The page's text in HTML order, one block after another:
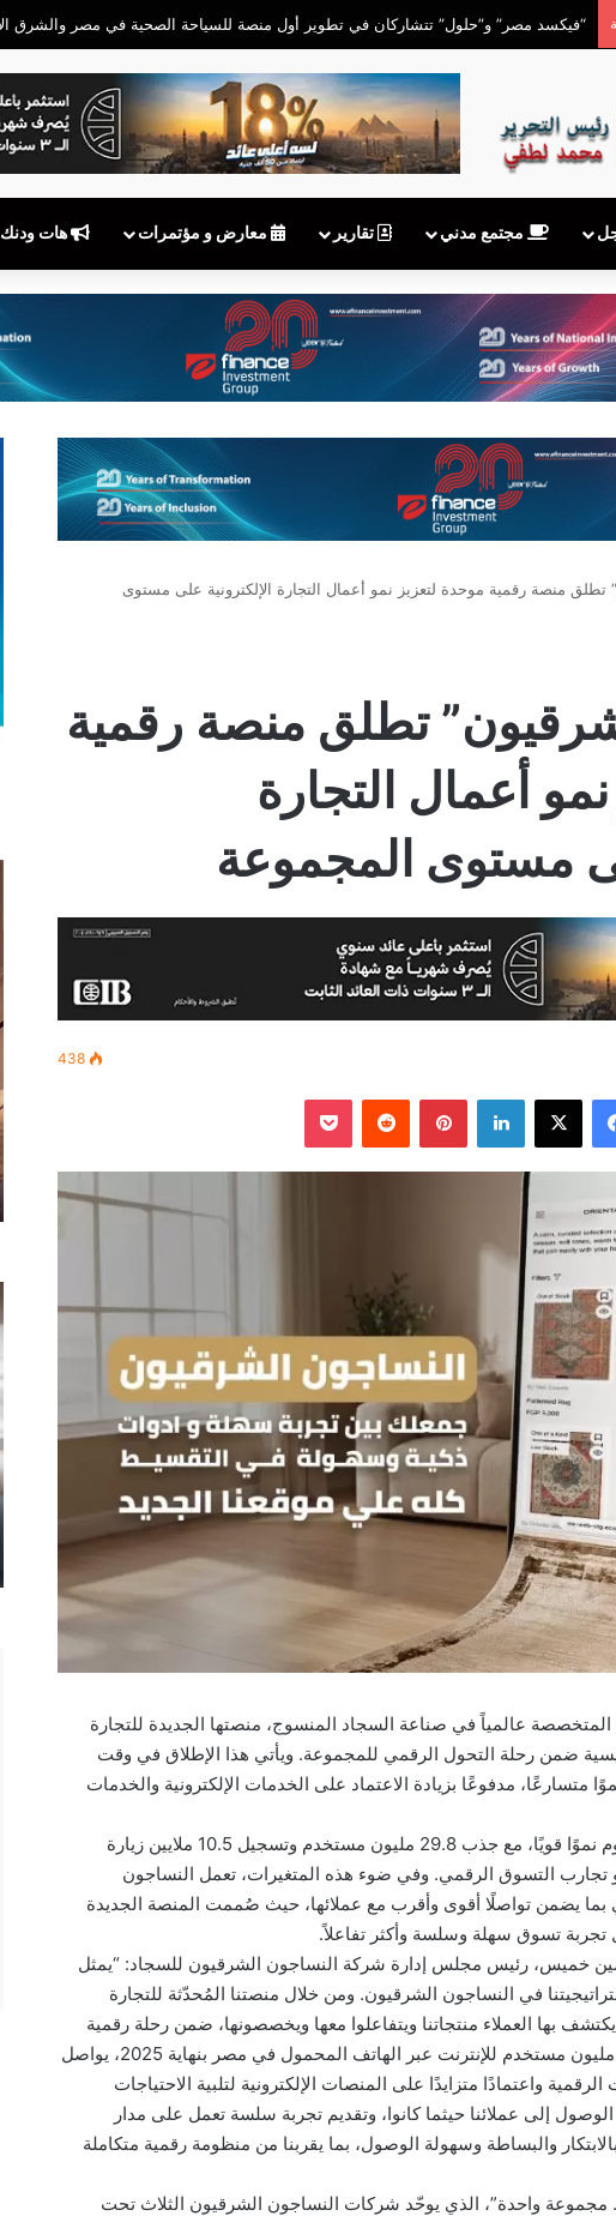
أوبو مصر تستعد لإطلاق سلسلة OPPO Reno16 في السوق المحلية الأحد المقبل
مجتمع مدني تقارير معارض و مؤتمرات هات ودنك
تطلق منصة رقمية موحدة لتعزيز نمو أعمال التجارة الإلكترونية على مستوى
تطلق منصة رقمية
أعمال التجارة
مستوى المجموعة
438
فيسبوك ‫X لينكدإن بينتيريست
‏Reddit
‫Pocket
عالمياً في صناعة السجاد المنسوج، منصتها الجديدة للتجارة
ضمن رحلة التحول الرقمي للمجموعة. ويأتي هذا الإطلاق في وقت
متسارعًا، مدفوعًا بزيادة الاعتماد على الخدمات الإلكترونية والخدمات
تواصل منصات التجارة الإلكترونية اليوم نموًا قويًا، مع جذب 29.8 مليون مستخدم وتسجيل 10.5 ملايين زيارة
تجارب التسوق الرقمي. وفي ضوء هذه المتغيرات، تعمل النساجون
يضمن تواصلًا أقوى وأقرب مع عملائها، حيث صُممت المنصة الجديدة
تجربة تسوق سهلة وسلسة وأكثر تفاعلاً.
خميس، رئيس مجلس إدارة شركة النساجون الشرقيون للسجاد: “يمثل
في النساجون الشرقيون. ومن خلال منصتنا المُحدّثة للتجارة
يكتشف بها العملاء منتجاتنا ويتفاعلوا معها ويخصصونها، ضمن رحلة رقمية
أكثر سهولة وتفاعلية. ومع وجود 92.6 مليون مستخدم للإنترنت عبر الهاتف المحمول في مصر بنهاية 2025، يواصل
واعتمادًا متزايدًا على المنصات الإلكترونية لتلبية الاحتياجات
إلى عملائنا حيثما كانوا، وتقديم تجربة سلسة تعمل على مدار
والبساطة وسهولة الوصول، بما يقربنا من منظومة رقمية متكاملة
واحدة”، الذي يوحّد شركات النساجون الشرقيون الثلاث تحت